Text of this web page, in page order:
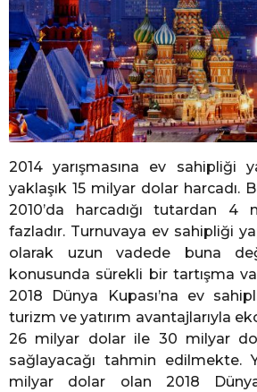
2014 yarışmasına ev sahipliği
yaklaşık 15 milyar dolar harcadı.
2010’da harcadığı tutardan 4
fazladır. Turnuvaya ev sahipliği
olarak uzun vadede buna
konusunda sürekli bir tartışma
2018 Dünya Kupası’na ev
turizm ve yatırım avantajlarıyla
26 milyar dolar ile 30 milyar
sağlayacağı tahmin edilmekte.
milyar dolar olan 2018 Dünya